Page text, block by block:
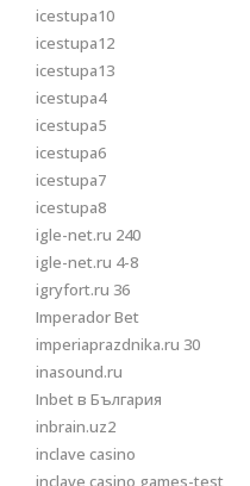
icestupa10
icestupa12
icestupa13
icestupa4
icestupa5
icestupa6
icestupa7
icestupa8
igle-net.ru 240
igle-net.ru 4-8
igryfort.ru 36
Imperador Bet
imperiaprazdnika.ru 30
inasound.ru
Inbet в България
inbrain.uz2
inclave casino
inclave casino games-test